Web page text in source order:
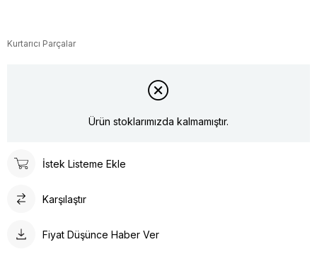
Kurtarıcı Parçalar
Ürün stoklarımızda kalmamıştır.
İstek Listeme Ekle
Karşılaştır
Fiyat Düşünce Haber Ver